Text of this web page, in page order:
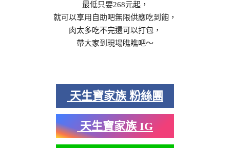
最低只要268元起，
就可以享用自助吧無限供應吃到飽，
肉太多吃不完還可以打包，
帶大家到現場瞧瞧吧～
天生寶家族 粉絲團
天生寶家族 IG